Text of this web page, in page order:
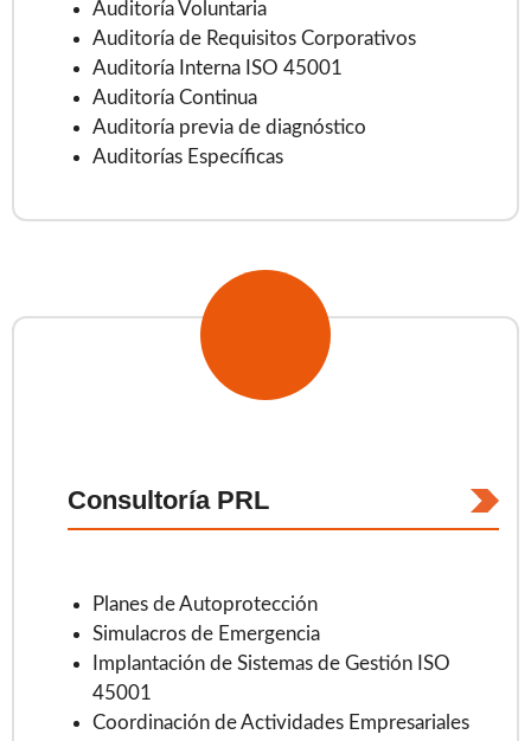
Auditoría Voluntaria
Auditoría de Requisitos Corporativos
Auditoría Interna ISO 45001
Auditoría Continua
Auditoría previa de diagnóstico
Auditorías Específicas
Consultoría PRL
Planes de Autoprotección
Simulacros de Emergencia
Implantación de Sistemas de Gestión ISO
45001
Coordinación de Actividades Empresariales